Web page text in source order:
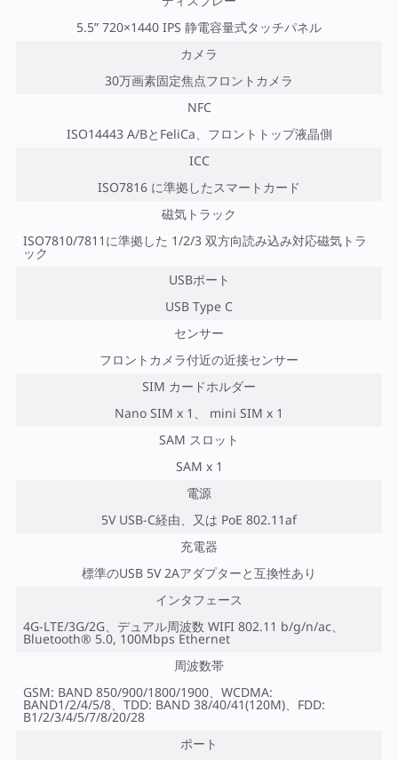
5.5” 720×1440 IPS 静電容量式タッチパネル
カメラ
30万画素固定焦点フロントカメラ
NFC
ISO14443 A/BとFeliCa、フロントトップ液晶側
ICC
ISO7816 に準拠したスマートカード
磁気トラック
ISO7810/7811に準拠した 1/2/3 双方向読み込み対応磁気トラ
ック
USBポート
USB Type C
センサー
フロントカメラ付近の近接センサー
SIM カードホルダー
Nano SIM x 1、 mini SIM x 1
SAM スロット
SAM x 1
電源
5V USB-C経由、又は PoE 802.11af
充電器
標準のUSB 5V 2Aアダプターと互換性あり
インタフェース
4G-LTE/3G/2G、デュアル周波数 WIFI 802.11 b/g/n/ac、
Bluetooth® 5.0, 100Mbps Ethernet
周波数帯
GSM: BAND 850/900/1800/1900、WCDMA:
BAND1/2/4/5/8、TDD: BAND 38/40/41(120M)、FDD:
B1/2/3/4/5/7/8/20/28
ポート